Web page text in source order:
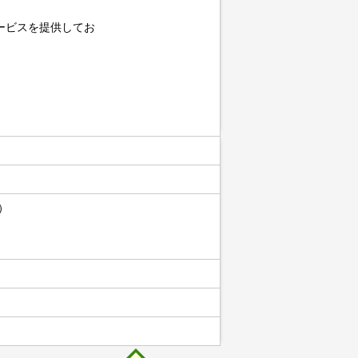
ビスを提供してお